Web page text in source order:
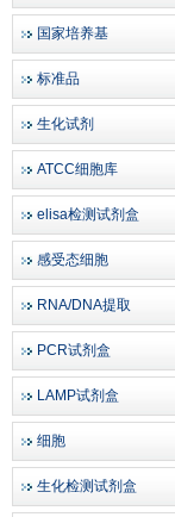
国家培养基
标准品
生化试剂
ATCC细胞库
elisa检测试剂盒
感受态细胞
RNA/DNA提取
PCR试剂盒
LAMP试剂盒
细胞
生化检测试剂盒